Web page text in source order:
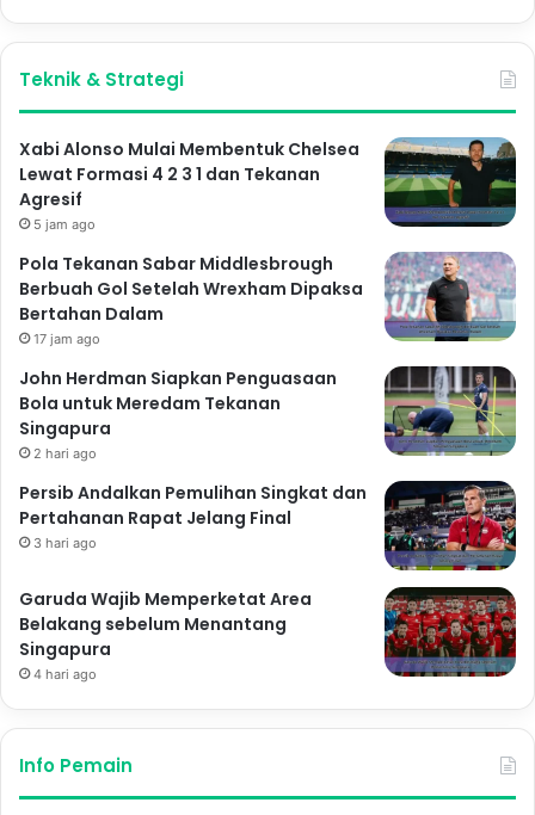
Teknik & Strategi
Xabi Alonso Mulai Membentuk Chelsea
Lewat Formasi 4 2 3 1 dan Tekanan
Agresif
5 jam ago
Pola Tekanan Sabar Middlesbrough
Berbuah Gol Setelah Wrexham Dipaksa
Bertahan Dalam
17 jam ago
John Herdman Siapkan Penguasaan
Bola untuk Meredam Tekanan
Singapura
2 hari ago
Persib Andalkan Pemulihan Singkat dan
Pertahanan Rapat Jelang Final
3 hari ago
Garuda Wajib Memperketat Area
Belakang sebelum Menantang
Singapura
4 hari ago
Info Pemain